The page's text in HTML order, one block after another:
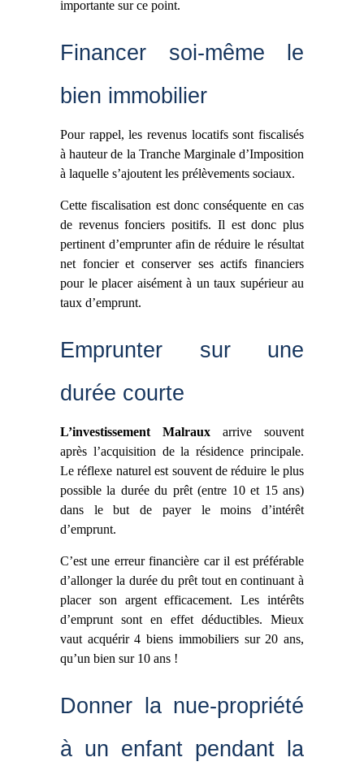
importante sur ce point.
Financer soi-même le
bien immobilier
Pour rappel, les revenus locatifs sont fiscalisés
à hauteur de la Tranche Marginale d’Imposition
à laquelle s’ajoutent les prélèvements sociaux.
Cette fiscalisation est donc conséquente en cas
de revenus fonciers positifs. Il est donc plus
pertinent d’emprunter afin de réduire le résultat
net foncier et conserver ses actifs financiers
pour le placer aisément à un taux supérieur au
taux d’emprunt.
Emprunter sur une
durée courte
L’investissement Malraux arrive souvent
après l’acquisition de la résidence principale.
Le réflexe naturel est souvent de réduire le plus
possible la durée du prêt (entre 10 et 15 ans)
dans le but de payer le moins d’intérêt
d’emprunt.
C’est une erreur financière car il est préférable
d’allonger la durée du prêt tout en continuant à
placer son argent efficacement. Les intérêts
d’emprunt sont en effet déductibles. Mieux
vaut acquérir 4 biens immobiliers sur 20 ans,
qu’un bien sur 10 ans !
Donner la nue-propriété
à un enfant pendant la